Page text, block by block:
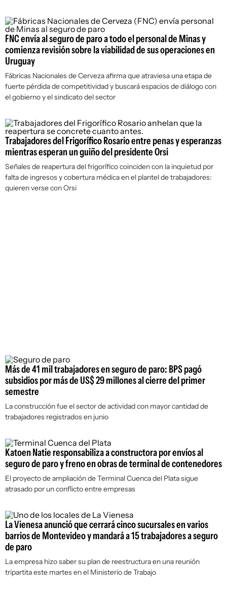
FNC envía al seguro de paro a todo el personal de Minas y
comienza revisión sobre la viabilidad de sus operaciones en
Uruguay
Fábricas Nacionales de Cerveza afirma que atraviesa una etapa de
fuerte pérdida de competitividad y buscará espacios de diálogo con
el gobierno y el sindicato del sector
Trabajadores del Frigorífico Rosario entre penas y esperanzas
mientras esperan un guiño del presidente Orsi
Señales de reapertura del frigorífico coinciden con la inquietud por
falta de ingresos y cobertura médica en el plantel de trabajadores:
quieren verse con Orsi
Más de 41 mil trabajadores en seguro de paro: BPS pagó
subsidios por más de US$ 29 millones al cierre del primer
semestre
La construcción fue el sector de actividad con mayor cantidad de
trabajadores registrados en junio
Katoen Natie responsabiliza a constructora por envíos al
seguro de paro y freno en obras de terminal de contenedores
El proyecto de ampliación de Terminal Cuenca del Plata sigue
atrasado por un conflicto entre empresas
La Vienesa anunció que cerrará cinco sucursales en varios
barrios de Montevideo y mandará a 15 trabajadores a seguro
de paro
La empresa hizo saber su plan de reestructura en una reunión
tripartita este martes en el Ministerio de Trabajo